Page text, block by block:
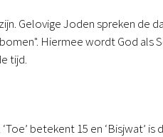
Gelovige Joden spreken de
Hiermee wordt God als
tijd.
betekent 15 en ‘Bisjwat’ is